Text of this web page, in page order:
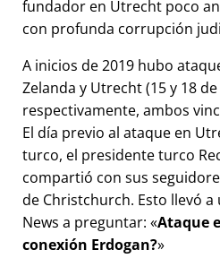
fundador en Utrecht poco
con profunda corrupción
A inicios de 2019 hubo
Zelanda y Utrecht (15 y 18
respectivamente, ambos
El día previo al ataque en
turco, el presidente turco
compartió con sus
de Christchurch. Esto llevó
News a preguntar: Ataque
conexión Erdogan?